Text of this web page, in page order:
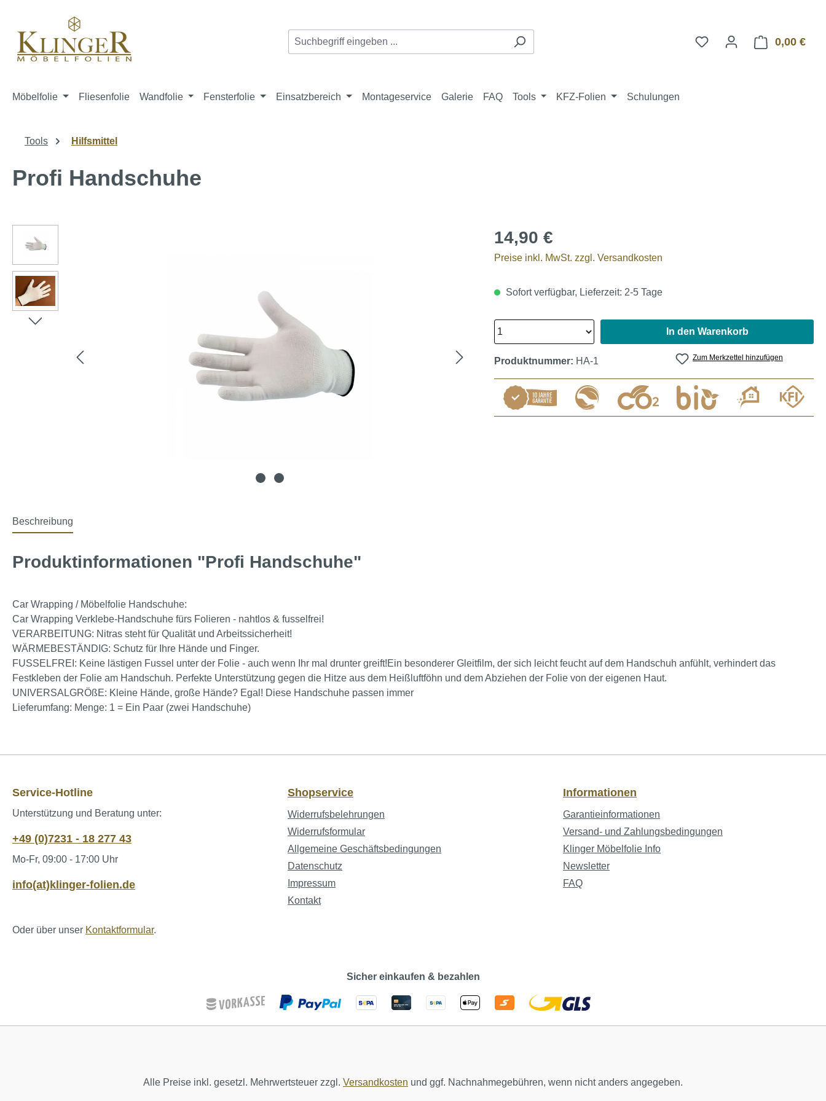
0,00 €
Möbelfolie Fliesenfolie Wandfolie Fensterfolie Einsatzbereich Montageservice Galerie FAQ Tools KFZ-Folien Schulungen
Tools Hilfsmittel
Profi Handschuhe
14,90 €
Preise inkl. MwSt. zzgl. Versandkosten
Sofort verfügbar, Lieferzeit: 2-5 Tage
In den Warenkorb
Zum Merkzettel hinzufügen
Produktnummer: HA-1
Beschreibung
Produktinformationen "Profi Handschuhe"
Car Wrapping / Möbelfolie Handschuhe:
Car Wrapping Verklebe-Handschuhe fürs Folieren - nahtlos & fusselfrei!
VERARBEITUNG: Nitras steht für Qualität und Arbeitssicherheit!
WÄRMEBESTÄNDIG: Schutz für Ihre Hände und Finger.
FUSSELFREI: Keine lästigen Fussel unter der Folie - auch wenn Ihr mal drunter greift!Ein besonderer Gleitfilm, der sich leicht feucht auf dem Handschuh anfühlt, verhindert das
Festkleben der Folie am Handschuh. Perfekte Unterstützung gegen die Hitze aus dem Heißluftföhn und dem Abziehen der Folie von der eigenen Haut.
UNIVERSALGRÖßE: Kleine Hände, große Hände? Egal! Diese Handschuhe passen immer
Lieferumfang: Menge: 1 = Ein Paar (zwei Handschuhe)
Service-Hotline
Unterstützung und Beratung unter:
+49 (0)7231 - 18 277 43
Mo-Fr, 09:00 - 17:00 Uhr
info(at)klinger-folien.de
Oder über unser Kontaktformular.
Shopservice
Widerrufsbelehrungen
Widerrufsformular
Allgemeine Geschäftsbedingungen
Datenschutz
Impressum
Kontakt
Informationen
Garantieinformationen
Versand- und Zahlungsbedingungen
Klinger Möbelfolie Info
Newsletter
FAQ
Sicher einkaufen & bezahlen
Alle Preise inkl. gesetzl. Mehrwertsteuer zzgl. Versandkosten und ggf. Nachnahmegebühren, wenn nicht anders angegeben.